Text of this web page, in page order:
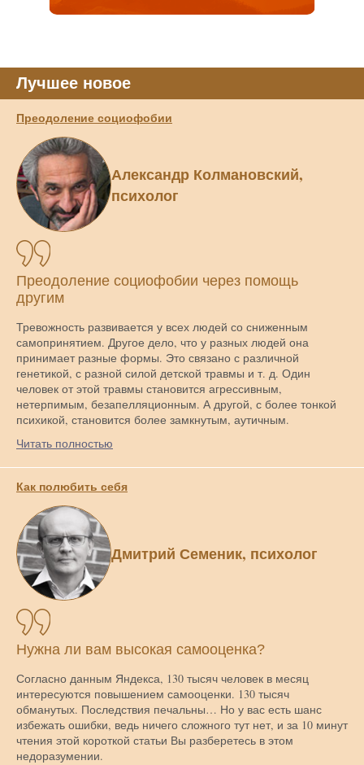
Лучшее новое
Преодоление социофобии
Александр Колмановский,
психолог
Преодоление социофобии через помощь
другим
Тревожность развивается у всех людей со сниженным
самопринятием. Другое дело, что у разных людей она
принимает разные формы. Это связано с различной
генетикой, с разной силой детской травмы и т. д. Один
человек от этой травмы становится агрессивным,
нетерпимым, безапелляционным. А другой, с более тонкой
психикой, становится более замкнутым, аутичным.
Читать полностью
Как полюбить себя
Дмитрий Семеник, психолог
Нужна ли вам высокая самооценка?
Согласно данным Яндекса, 130 тысяч человек в месяц
интересуются повышением самооценки. 130 тысяч
обманутых. Последствия печальны… Но у вас есть шанс
избежать ошибки, ведь ничего сложного тут нет, и за 10 минут
чтения этой короткой статьи Вы разберетесь в этом
недоразумении.